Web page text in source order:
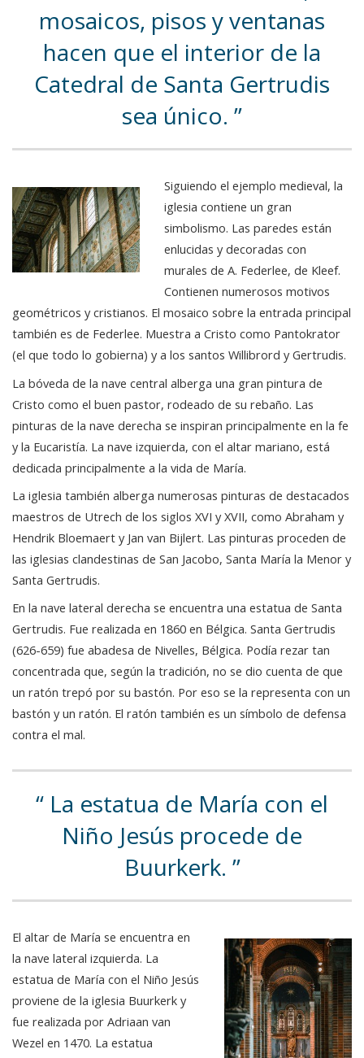
mosaicos, pisos y ventanas
hacen que el interior de la
Catedral de Santa Gertrudis
sea único.
Siguiendo el ejemplo medieval, la
iglesia contiene un gran
simbolismo. Las paredes están
enlucidas y decoradas con
murales de A. Federlee, de Kleef.
Contienen numerosos motivos
geométricos y cristianos. El mosaico sobre la entrada principal
también es de Federlee. Muestra a Cristo como Pantokrator
(el que todo lo gobierna) y a los santos Willibrord y Gertrudis.
La bóveda de la nave central alberga una gran pintura de
Cristo como el buen pastor, rodeado de su rebaño. Las
pinturas de la nave derecha se inspiran principalmente en la fe
y la Eucaristía. La nave izquierda, con el altar mariano, está
dedicada principalmente a la vida de María.
La iglesia también alberga numerosas pinturas de destacados
maestros de Utrech de los siglos XVI y XVII, como Abraham y
Hendrik Bloemaert y Jan van Bijlert. Las pinturas proceden de
las iglesias clandestinas de San Jacobo, Santa María la Menor y
Santa Gertrudis.
En la nave lateral derecha se encuentra una estatua de Santa
Gertrudis. Fue realizada en 1860 en Bélgica. Santa Gertrudis
(626-659) fue abadesa de Nivelles, Bélgica. Podía rezar tan
concentrada que, según la tradición, no se dio cuenta de que
un ratón trepó por su bastón. Por eso se la representa con un
bastón y un ratón. El ratón también es un símbolo de defensa
contra el mal.
La estatua de María con el
Niño Jesús procede de
Buurkerk.
El altar de María se encuentra en
la nave lateral izquierda. La
estatua de María con el Niño Jesús
proviene de la iglesia Buurkerk y
fue realizada por Adriaan van
Wezel en 1470. La estatua